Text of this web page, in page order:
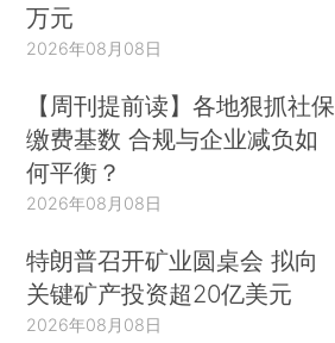
万元
2026年08月08日
【周刊提前读】各地狠抓社保
缴费基数 合规与企业减负如
何平衡？
2026年08月08日
特朗普召开矿业圆桌会 拟向
关键矿产投资超20亿美元
2026年08月08日